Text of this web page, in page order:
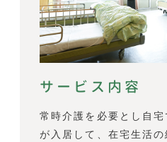
サービス内容
常時介護を必要とし自
が入居して、在宅生活